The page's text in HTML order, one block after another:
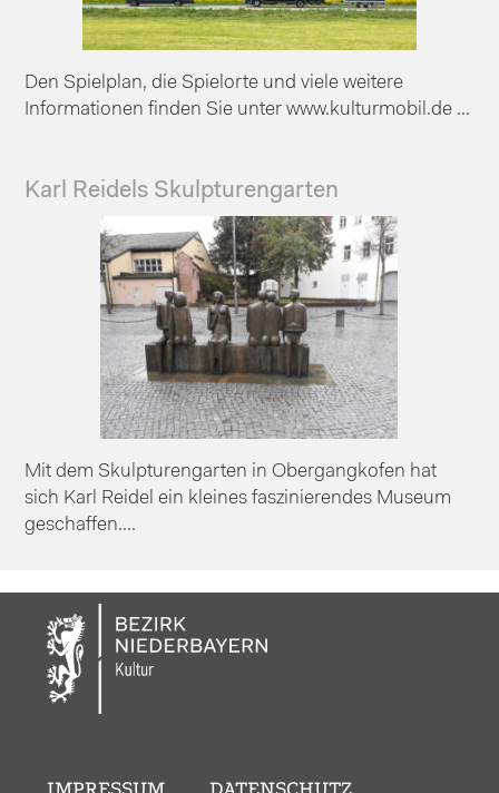
Den Spielplan, die Spielorte und viele weitere
Informationen finden Sie unter www.kulturmobil.de ...
Karl Reidels Skulpturengarten
Mit dem Skulpturengarten in Obergangkofen hat
sich Karl Reidel ein kleines faszinierendes Museum
geschaffen....